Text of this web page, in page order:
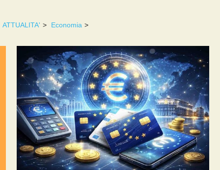
ATTUALITA' > Economia >